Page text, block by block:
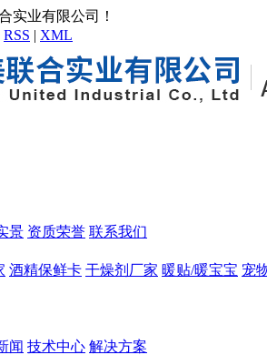
实业有限公司！
RSS | XML
景 资质荣誉 联系我们
酒精保鲜卡 干燥剂厂家 暖贴/暖宝宝 宠
闻 技术中心 解决方案